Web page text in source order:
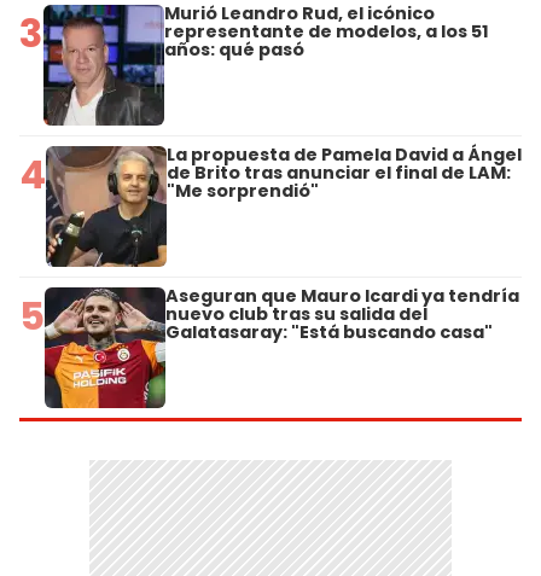
3 Murió Leandro Rud, el icónico
representante de modelos, a los 51
años: qué pasó
4 La propuesta de Pamela David a Ángel
de Brito tras anunciar el final de LAM:
"Me sorprendió"
5 Aseguran que Mauro Icardi ya tendría
nuevo club tras su salida del
Galatasaray: "Está buscando casa"